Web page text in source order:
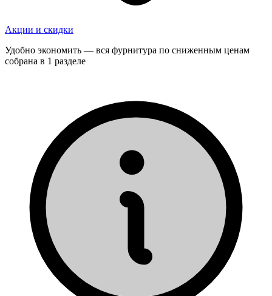
Акции и скидки
Удобно экономить — вся фурнитура по сниженным ценам
собрана в 1 разделе